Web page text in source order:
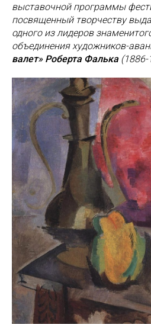
выставочной программы
посвященный творчеству
одного из лидеров
объединения художников-
валет» Роберта Фалька (1886-